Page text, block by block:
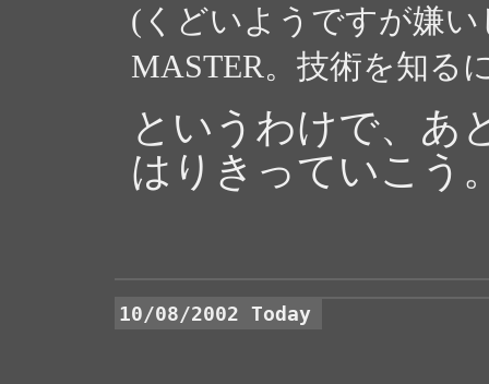
(くどいようですが嫌
MASTER。技術を知る
というわけで、あ
はりきっていこう
10/08/2002 Today